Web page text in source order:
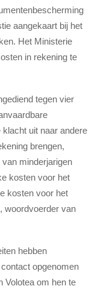
aangekaart bij het
Het Ministerie
in rekening te
tegen vier
uit naar andere
brengen,
minderjarigen
kosten voor het
kosten voor het
woordvoerder van
hebben
opgenomen
Volotea om hen te